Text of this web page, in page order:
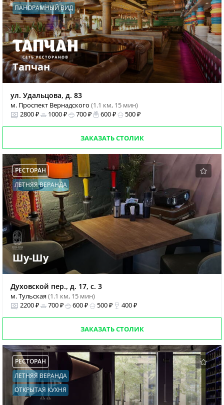
ПАНОРАМНЫЙ ВИД
Тапчан
ул. Удальцова, д. 83
м. Проспект Вернадского (1.1 км, 15 мин)
2800 ₽
1000 ₽ 700 ₽ 600 ₽ 500 ₽
ЗАКАЗАТЬ СТОЛИК
РЕСТОРАН
ЛЕТНЯЯ ВЕРАНДА
Шу-Шу
Духовской пер., д. 17, с. 3
м. Тульская(1.1 км, 15 мин)
2200 ₽
700 ₽ 600 ₽ 500 ₽ 400 ₽
ЗАКАЗАТЬ СТОЛИК
РЕСТОРАН
ЛЕТНЯЯ ВЕРАНДА
ОТКРЫТАЯ КУХНЯ